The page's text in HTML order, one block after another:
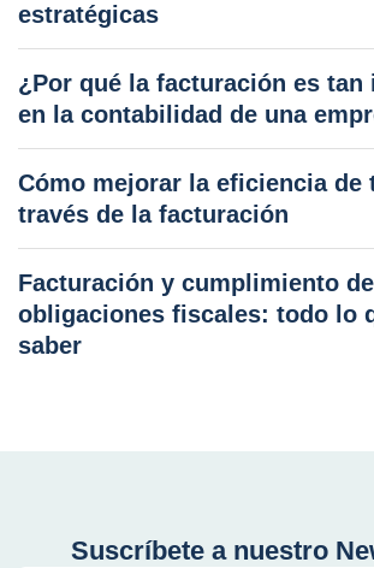
estratégicas
¿Por qué la facturación es tan
en la contabilidad de una
Cómo mejorar la eficiencia de
través de la facturación
Facturación y cumplimiento de
obligaciones fiscales: todo lo
saber
Suscríbete a nuestro